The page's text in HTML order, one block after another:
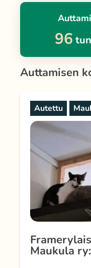
96
Auttamisen
Autettu
Maukula